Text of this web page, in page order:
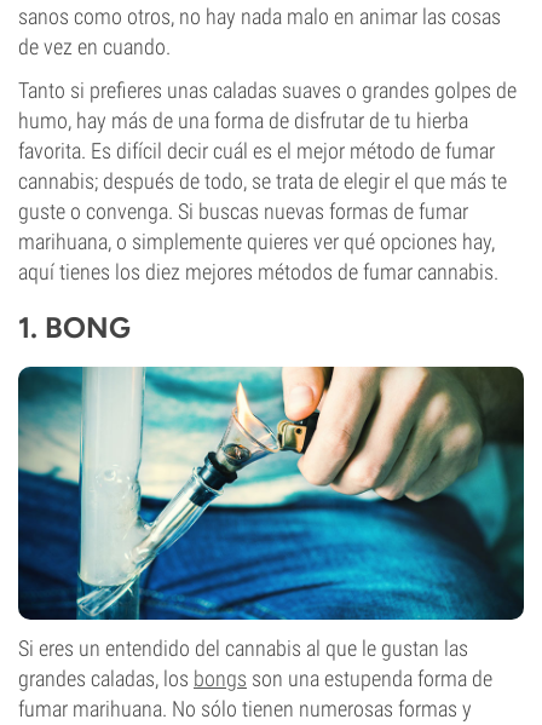
sanos como otros, no hay nada malo en animar las cosas
de vez en cuando.
Tanto si prefieres unas caladas suaves o grandes golpes de
humo, hay más de una forma de disfrutar de tu hierba
favorita. Es difícil decir cuál es el mejor método de fumar
cannabis; después de todo, se trata de elegir el que más te
guste o convenga. Si buscas nuevas formas de fumar
marihuana, o simplemente quieres ver qué opciones hay,
aquí tienes los diez mejores métodos de fumar cannabis.
1. BONG
Si eres un entendido del cannabis al que le gustan las
grandes caladas, los bongs son una estupenda forma de
fumar marihuana. No sólo tienen numerosas formas y